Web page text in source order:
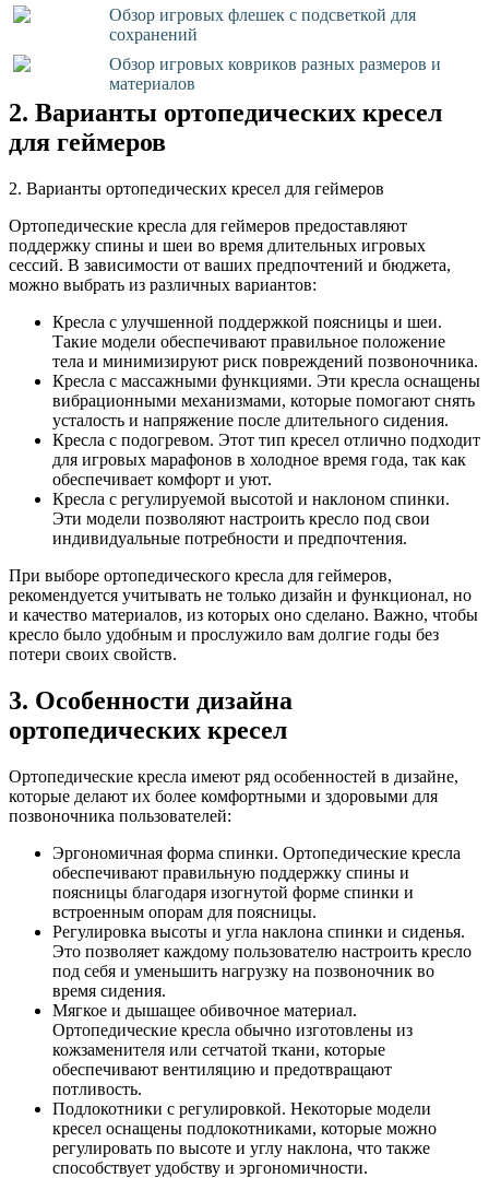
Обзор игровых флешек с подсветкой для
сохранений
Обзор игровых ковриков разных размеров и
материалов
2. Варианты ортопедических кресел
для геймеров
2. Варианты ортопедических кресел для геймеров
Ортопедические кресла для геймеров предоставляют
поддержку спины и шеи во время длительных игровых
сессий. В зависимости от ваших предпочтений и бюджета,
можно выбрать из различных вариантов:
Кресла с улучшенной поддержкой поясницы и шеи.
Такие модели обеспечивают правильное положение
тела и минимизируют риск повреждений позвоночника.
Кресла с массажными функциями. Эти кресла оснащены
вибрационными механизмами, которые помогают снять
усталость и напряжение после длительного сидения.
Кресла с подогревом. Этот тип кресел отлично подходит
для игровых марафонов в холодное время года, так как
обеспечивает комфорт и уют.
Кресла с регулируемой высотой и наклоном спинки.
Эти модели позволяют настроить кресло под свои
индивидуальные потребности и предпочтения.
При выборе ортопедического кресла для геймеров,
рекомендуется учитывать не только дизайн и функционал, но
и качество материалов, из которых оно сделано. Важно, чтобы
кресло было удобным и прослужило вам долгие годы без
потери своих свойств.
3. Особенности дизайна
ортопедических кресел
Ортопедические кресла имеют ряд особенностей в дизайне,
которые делают их более комфортными и здоровыми для
позвоночника пользователей:
Эргономичная форма спинки. Ортопедические кресла
обеспечивают правильную поддержку спины и
поясницы благодаря изогнутой форме спинки и
встроенным опорам для поясницы.
Регулировка высоты и угла наклона спинки и сиденья.
Это позволяет каждому пользователю настроить кресло
под себя и уменьшить нагрузку на позвоночник во
время сидения.
Мягкое и дышащее обивочное материал.
Ортопедические кресла обычно изготовлены из
кожзаменителя или сетчатой ткани, которые
обеспечивают вентиляцию и предотвращают
потливость.
Подлокотники с регулировкой. Некоторые модели
кресел оснащены подлокотниками, которые можно
регулировать по высоте и углу наклона, что также
способствует удобству и эргономичности.